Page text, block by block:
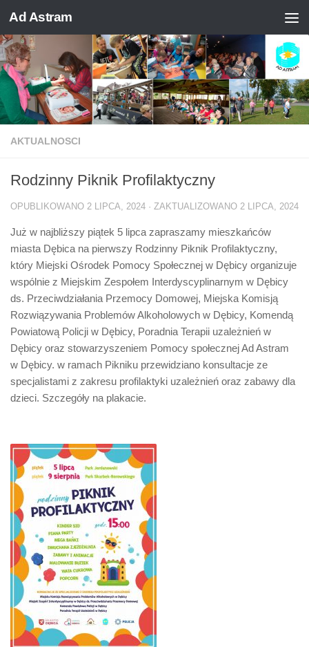
Skip to content
Ad Astram
AKTUALNOSCI
Rodzinny Piknik Profilaktyczny
OPUBLIKOWANO 2 LIPCA, 2024 · ZAKTUALIZOWANO 2 LIPCA, 2024
Już w najbliższy piątek 5 lipca zapraszamy mieszkańców
miasta Dębica na pierwszy Rodzinny Piknik Profilaktyczny,
który Miejski Ośrodek Pomocy Społecznej w Dębicy organizuje
wspólnie z Miejskim Zespołem Interdyscyplinarnym w Dębicy
ds. Przeciwdziałania Przemocy Domowej, Miejska Komisją
Rozwiązywania Problemów Alkoholowych w Dębicy, Komendą
Powiatową Policji w Dębicy, Poradnia Terapii uzależnień w
Dębicy oraz stowarzyszeniem Pomocy społecznej Ad Astram
w Dębicy. w ramach Pikniku przewidziano konsultacje ze
specjalistami z zakresu profilaktyki uzależnień oraz zabawy dla
dzieci. Szczegóły na plakacie.